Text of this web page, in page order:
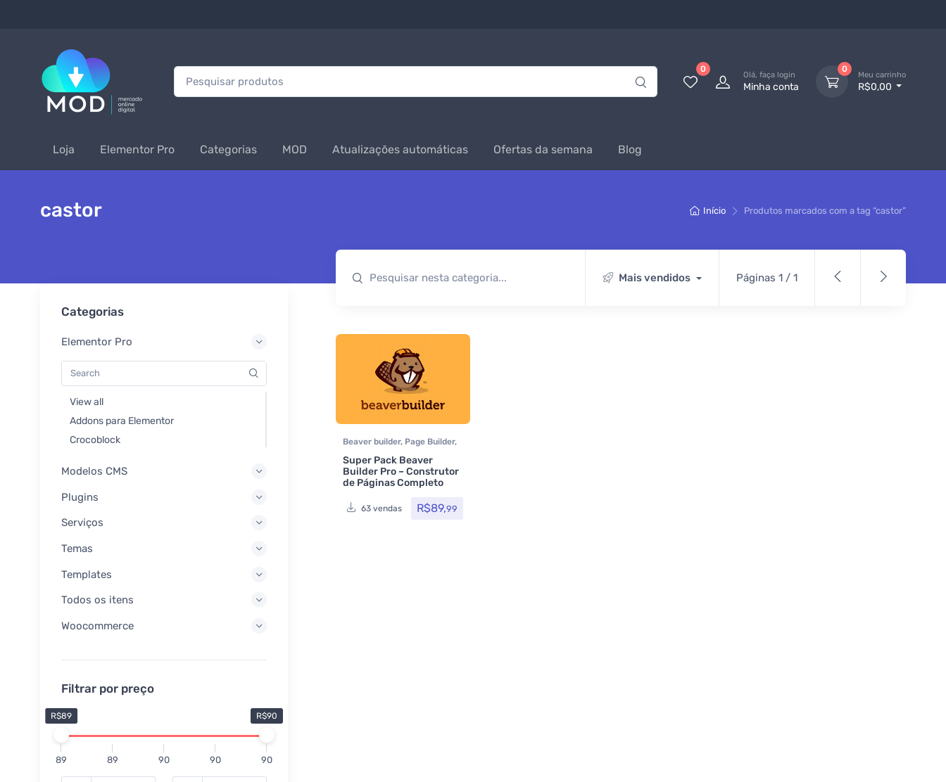
Procurar: 0
Olá, faça login
Minha conta
0
Meu carrinho
R$0,00
Loja Elementor Pro Categorias MOD Atualizações automáticas Ofertas da semana Blog
Início Produtos marcados com a tag “castor”
castor
Mais vendidos Páginas 1 / 1
Beaver builder, Page Builder,
Plugins
Todos os itens
Woocommerce
Super Pack Beaver
Builder Pro – Construtor
de Páginas Completo
63 vendas R$89,99
Categorias
Elementor Pro
View all
Addons para Elementor
Crocoblock
Modelos CMS
Plugins
Serviços
Temas
Templates
Todos os itens
Woocommerce
Filtrar por preço
R$89 R$90
89 89 90 90 90